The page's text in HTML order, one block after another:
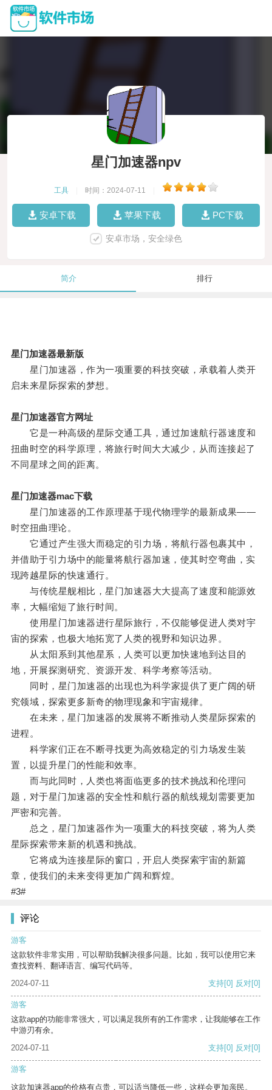
星门加速器npv
工具 时间：2024-07-11
安卓下载 苹果下载 PC下载
安卓市场，安全绿色
简介 排行
星门加速器最新版
星门加速器，作为一项重要的科技突破，承载着人类开
启未来星际探索的梦想。
星门加速器官方网址
它是一种高级的星际交通工具，通过加速航行器速度和
扭曲时空的科学原理，将旅行时间大大减少，从而连接起了
不同星球之间的距离。
星门加速器mac下载
星门加速器的工作原理基于现代物理学的最新成果——
时空扭曲理论。
它通过产生强大而稳定的引力场，将航行器包裹其中，
并借助于引力场中的能量将航行器加速，使其时空弯曲，实
现跨越星际的快速通行。
与传统星舰相比，星门加速器大大提高了速度和能源效
率，大幅缩短了旅行时间。
使用星门加速器进行星际旅行，不仅能够促进人类对宇
宙的探索，也极大地拓宽了人类的视野和知识边界。
从太阳系到其他星系，人类可以更加快速地到达目的
地，开展探测研究、资源开发、科学考察等活动。
同时，星门加速器的出现也为科学家提供了更广阔的研
究领域，探索更多新奇的物理现象和宇宙规律。
在未来，星门加速器的发展将不断推动人类星际探索的
进程。
科学家们正在不断寻找更为高效稳定的引力场发生装
置，以提升星门的性能和效率。
而与此同时，人类也将面临更多的技术挑战和伦理问
题，对于星门加速器的安全性和航行器的航线规划需要更加
严密和完善。
总之，星门加速器作为一项重大的科技突破，将为人类
星际探索带来新的机遇和挑战。
它将成为连接星际的窗口，开启人类探索宇宙的新篇
章，使我们的未来变得更加广阔和辉煌。
#3#
评论
游客
这款软件非常实用，可以帮助我解决很多问题。比如，我可以使用它来
查找资料、翻译语言、编写代码等。
2024-07-11
支持[0] 反对[0]
游客
这款app的功能非常强大，可以满足我所有的工作需求，让我能够在工作
中游刃有余。
2024-07-11
支持[0] 反对[0]
游客
这款加速器app的价格有点贵，可以适当降低一些，这样会更加亲民。